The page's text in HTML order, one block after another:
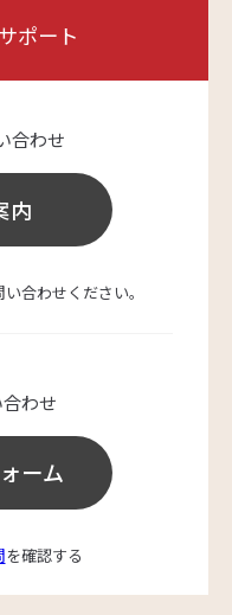
ポート
合わせ
内
合わせください。
わせ
ーム
を確認する